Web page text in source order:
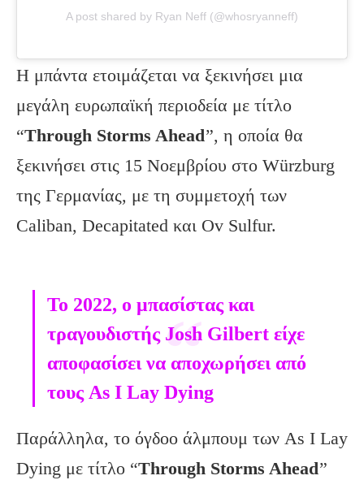
A post shared by Ryan Neff (@whosryanneff)
Η μπάντα ετοιμάζεται να ξεκινήσει μια
μεγάλη ευρωπαϊκή περιοδεία με τίτλο
“Through Storms Ahead”, η οποία θα
ξεκινήσει στις 15 Νοεμβρίου στο Würzburg
της Γερμανίας, με τη συμμετοχή των
Caliban, Decapitated και Ov Sulfur.
To 2022, ο μπασίστας και
τραγουδιστής Josh Gilbert είχε
αποφασίσει να αποχωρήσει από
τους As I Lay Dying
Παράλληλα, το όγδοο άλμπουμ των As I Lay
Dying με τίτλο “Through Storms Ahead”